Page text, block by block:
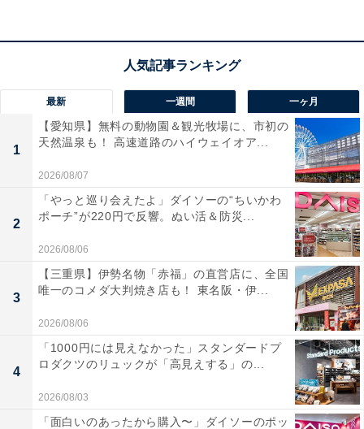
「可愛いし、アイドルしながら勉強頑張っていたと
知らなかった。バラエティでのコメントを見ている
と納得できる」（30代女性／福岡県）
「大学生をしながらアイドルをされていたのかと思
うと、テレビでの活躍と学業の両立が素晴らしいな
と思い、そんな素振りを見せていないところにも驚
「雰囲気に合っている感じがするけど、初めて聞い
たのでびっくり」（40代女性／神奈川県）
最新 一週間 一ヶ月
1
【愛知県】無料の動物園＆観光牧場に、市初の
天然温泉も！ 高速道路のハイウェイオア...
2026/08/07
2
「やっと巡り会えたよ」ダイソーの“ちいかわ
ポーチ”が220円で反響。ぬい活＆防災...
2026/08/06
3
【三重県】伊勢名物「赤福」の直営店に、全国
唯一のコメダ大判焼き店も！ 東名阪・伊...
2026/08/06
4
「1000円には見えなかった」スタンダードプ
ロダクツのリュックが「高見えする」の...
2026/08/03
「面白いのあったから購入〜」ダイソーのポッ